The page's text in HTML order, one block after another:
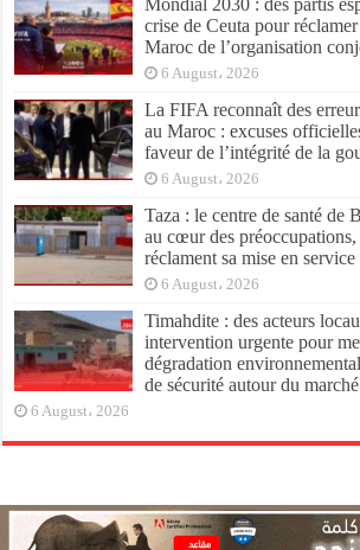
crise de Ceuta pour
Maroc de l’organisation
6 August، 2026
La FIFA reconnaît des
au Maroc : excuses
faveur de l’intégrité de la
6 August، 2026
Taza : le centre de santé de
au cœur des
réclament sa mise en service
6 August، 2026
Timahdite : des acteurs
intervention urgente pour
dégradation
de sécurité autour du
6 August، 2026